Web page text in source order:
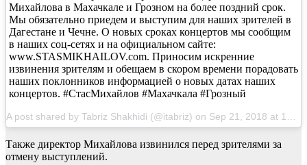
Михайлова в Махачкале и Грозном на более поздний срок.
Мы обязательно приедем и выступим для наших зрителей в
Дагестане и Чечне. О новых сроках концертов мы сообщим
в наших соц-сетях и на официальном сайте:
www.STASMIKHAILOV.com. Приносим искренние
извинения зрителям и обещаем в скором времени порадовать
наших поклонников информацией о новых датах наших
концертов. #СтасМихайлов #Махачкала #Грозный
A post shared by Tabriz Shakhidi (@itabriz) on Sep 21, 2018 at 12:33pm PDT
Также директор Михайлова извинился перед зрителями за
отмену выступлений.